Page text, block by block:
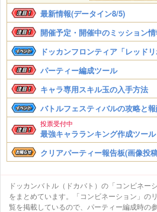
最新情報(データイン8/5)
開催予定・開催中のミッション
ドッカンフロンティア「レッドリ
パーティー編成ツール
キャラ専用スキル玉の入手方法
バトルフェスティバルの攻略と
投票受付中
最強キャラランキング作成ツール
クリアパーティー報告板(画像投
ドッカンバトル（ドカバト）の「コンビネー
をまとめています。「コンビネーション」の
覧を掲載しているので、パーティー編成時の